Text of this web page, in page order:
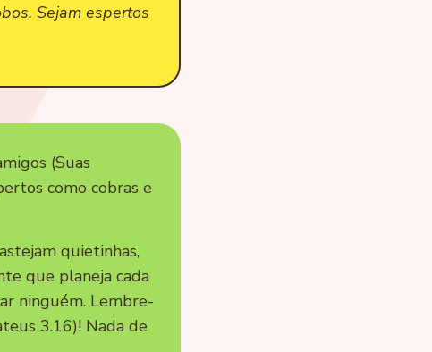
Sejam espertos
(Suas
como cobras e
quietinhas,
que planeja cada
ninguém. Lembre-
3.16)! Nada de